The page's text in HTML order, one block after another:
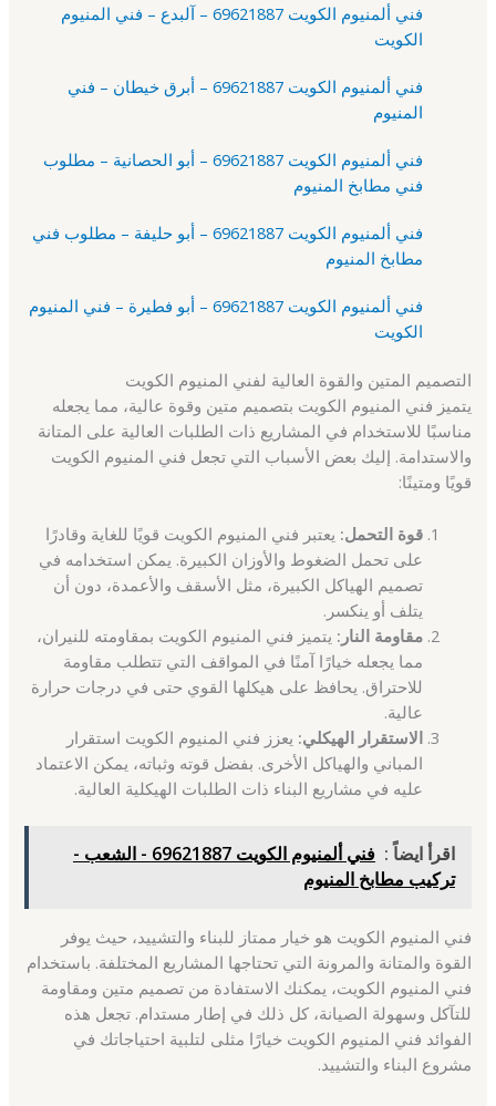
فني ألمنيوم الكويت 69621887 – آلبدع – فني المنيوم
الكويت
فني ألمنيوم الكويت 69621887 – أبرق خيطان – فني
المنيوم
فني ألمنيوم الكويت 69621887 – أبو الحصانية – مطلوب
فني مطابخ المنيوم
فني ألمنيوم الكويت 69621887 – أبو حليفة – مطلوب فني
مطابخ المنيوم
فني ألمنيوم الكويت 69621887 – أبو فطيرة – فني المنيوم
الكويت
التصميم المتين والقوة العالية لفني المنيوم الكويت
يتميز فني المنيوم الكويت بتصميم متين وقوة عالية، مما يجعله
مناسبًا للاستخدام في المشاريع ذات الطلبات العالية على المتانة
والاستدامة. إليك بعض الأسباب التي تجعل فني المنيوم الكويت
قويًا ومتينًا:
قوة التحمل: يعتبر فني المنيوم الكويت قويًا للغاية وقادرًا
على تحمل الضغوط والأوزان الكبيرة. يمكن استخدامه في
تصميم الهياكل الكبيرة، مثل الأسقف والأعمدة، دون أن
يتلف أو ينكسر.
مقاومة النار: يتميز فني المنيوم الكويت بمقاومته للنيران،
مما يجعله خيارًا آمنًا في المواقف التي تتطلب مقاومة
للاحتراق. يحافظ على هيكلها القوي حتى في درجات حرارة
عالية.
الاستقرار الهيكلي: يعزز فني المنيوم الكويت استقرار
المباني والهياكل الأخرى. بفضل قوته وثباته، يمكن الاعتماد
عليه في مشاريع البناء ذات الطلبات الهيكلية العالية.
اقرأ ايضاً :
فني ألمنيوم الكويت 69621887 - الشعب -
تركيب مطابخ المنيوم
فني المنيوم الكويت هو خيار ممتاز للبناء والتشييد، حيث يوفر
القوة والمتانة والمرونة التي تحتاجها المشاريع المختلفة. باستخدام
فني المنيوم الكويت، يمكنك الاستفادة من تصميم متين ومقاومة
للتآكل وسهولة الصيانة، كل ذلك في إطار مستدام. تجعل هذه
الفوائد فني المنيوم الكويت خيارًا مثلى لتلبية احتياجاتك في
مشروع البناء والتشييد.